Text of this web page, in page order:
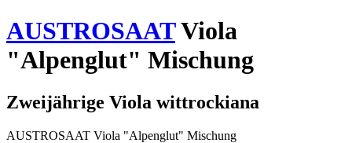
AUSTROSAATViola
"Alpenglut" Mischung
Zweijährige Viola wittrockiana
AUSTROSAAT Viola "Alpenglut" Mischung